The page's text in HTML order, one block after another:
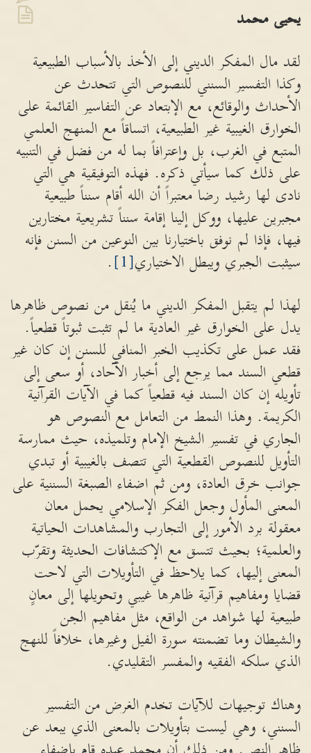
يحيى محمد
لقد مال المفكر الديني إلى الأخذ بالأسباب الطبيعية
وكذا التفسير السنني للنصوص التي تتحدث عن
الأحداث والوقائع، مع الإبتعاد عن التفاسير القائمة على
الخوارق الغيبية غير الطبيعية، اتساقاً مع المنهج العلمي
المتبع في الغرب، بل وإعترافاً بما له من فضل في التنبيه
على ذلك كما سيأتي ذكره. فهذه التوفيقية هي التي
نادى لها رشيد رضا معتبراً أن الله أقام سنناً طبيعية
مجبرين عليها، ووكل إلينا إقامة سنناً تشريعية مختارين
فيها، فإذا لم نوفق باختيارنا بين النوعين من السنن فإنه
سيثبت الجبري ويبطل الاختياري[1]
.
لهذا لم يتقبل المفكر الديني ما يُنقل من نصوص ظاهرها
يدل على الخوارق غير العادية ما لم تثبت ثبوتاً قطعياً.
فقد عمل على تكذيب الخبر المنافي للسنن إن كان غير
قطعي السند مما يرجع إلى أخبار الآحاد، أو سعى إلى
تأويله إن كان السند فيه قطعياً كما في الآيات القرآنية
الكريمة. وهذا النمط من التعامل مع النصوص هو
الجاري في تفسير الشيخ الإمام وتلميذه، حيث ممارسة
التأويل للنصوص القطعية التي تتصف بالغيبية أو تبدي
جوانب خرق العادة، ومن ثم اضفاء الصبغة السننية على
المعنى المأول وجعل الفكر الإسلامي يحمل معان
معقولة برد الأمور إلى التجارب والمشاهدات الحياتية
والعلمية؛ بحيث تتسق مع الإكتشافات الحديثة وتقرّب
المعنى إليها، كما يلاحظ في التأويلات التي لاحت
قضايا ومفاهيم قرآنية ظاهرها غيبي وتحويلها إلى معانٍ
طبيعية لها شواهد من الواقع، مثل مفاهيم الجن
والشيطان وما تضمنته سورة الفيل وغيرها، خلافاً للنهج
الذي سلكه الفقيه والمفسر التقليدي.
وهناك توجيهات للآيات تخدم الغرض من التفسير
السنني، وهي ليست بتأويلات بالمعنى الذي يبعد عن